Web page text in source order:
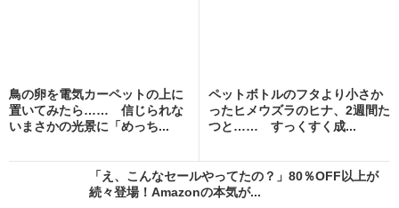
鳥の卵を電気カーペットの上に
置いてみたら…… 信じられな
いまさかの光景に「めっち...
ペットボトルのフタより小さか
ったヒメウズラのヒナ、2週間た
つと…… すっくすく成...
「え、こんなセールやってたの？」80％OFF以上が
続々登場！Amazonの本気が...